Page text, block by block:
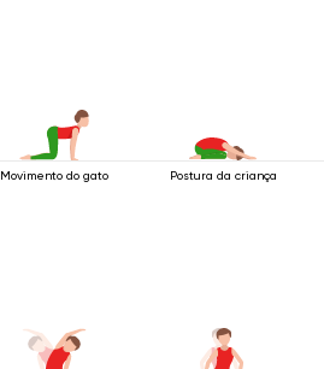
Movimento do gato Postura da criança